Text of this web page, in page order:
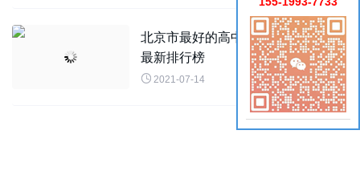
北京市最好的高中学校排名2021年
最新排行榜
 2021-07-14